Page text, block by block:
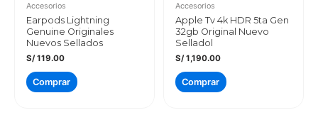
Accesorios
Earpods Lightning
Genuine Originales
Nuevos Sellados
S/119.00
Comprar
Accesorios
Apple Tv 4k HDR 5ta Gen
32gb Original Nuevo
Selladol
S/1,190.00
Comprar